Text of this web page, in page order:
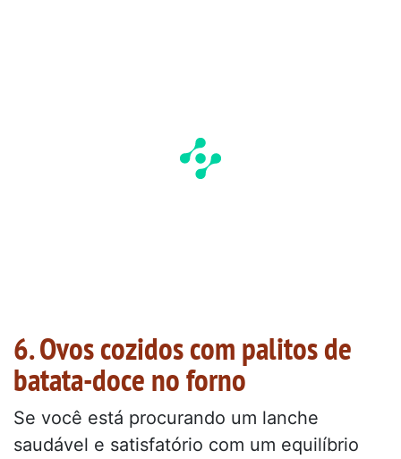
6. Ovos cozidos com palitos de
batata-doce no forno
Se você está procurando um lanche
saudável e satisfatório com um equilíbrio